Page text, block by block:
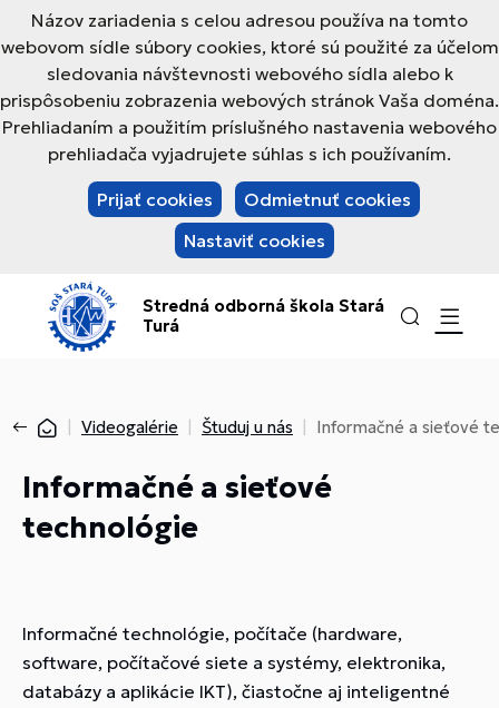
Názov zariadenia s celou adresou používa na tomto
webovom sídle súbory cookies, ktoré sú použité za účelom
sledovania návštevnosti webového sídla alebo k
prispôsobeniu zobrazenia webových stránok Vaša doména.
Prehliadaním a použitím príslušného nastavenia webového
prehliadača vyjadrujete súhlas s ich používaním.
Prijať cookies
Odmietnuť cookies
Nastaviť cookies
Stredná odborná škola Stará
Turá
Videogalérie Študuj u nás Informačné a sieťové
Informačné a sieťové
technológie
Informačné technológie, počítače (hardware,
software, počítačové siete a systémy, elektronika,
databázy a aplikácie IKT), čiastočne aj inteligentné